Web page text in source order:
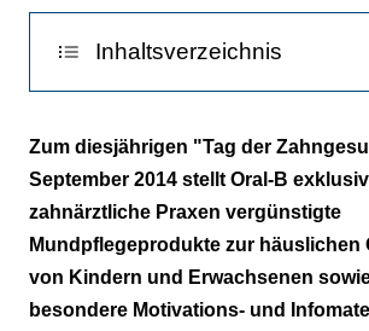
Inhaltsverzeichnis
Vorzugsangebote ab sofort
Zum diesjährigen "Tag der
September 2014 stellt Oral-B
zahnärztliche Praxen vergünstigte
Mundpflegeprodukte zur häuslichen
von Kindern und Erwachsenen
besondere Motivations- und